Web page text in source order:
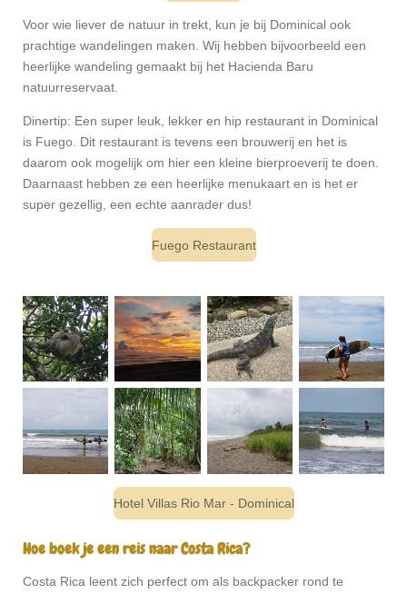
Voor wie liever de natuur in trekt, kun je bij Dominical ook
prachtige wandelingen maken. Wij hebben bijvoorbeeld een
heerlijke wandeling gemaakt bij het Hacienda Baru
natuurreservaat.
Dinertip: Een super leuk, lekker en hip restaurant in Dominical
is Fuego. Dit restaurant is tevens een brouwerij en het is
daarom ook mogelijk om hier een kleine bierproeverij te doen.
Daarnaast hebben ze een heerlijke menukaart en is het er
super gezellig, een echte aanrader dus!
Fuego Restaurant
Hotel Villas Rio Mar - Dominical
Hoe boek je een reis naar Costa Rica?
Costa Rica leent zich perfect om als backpacker rond te